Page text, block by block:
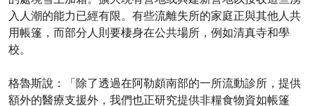
入人潮的能力已經有限。有些流離失所的家庭正與其他人共
用帳篷，而部分人則要棲身在公共場所，例如清真寺和學
校。
格魯斯說：「除了透過在阿勒頗南部的一所流動診所，提供
額外的醫療支援外，我們也正研究提供非糧食物資如帳篷